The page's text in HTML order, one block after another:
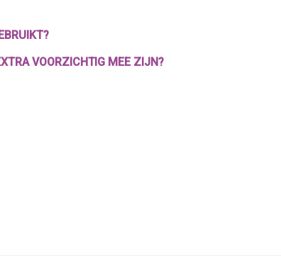
VOORZICHTIG MEE ZIJN?